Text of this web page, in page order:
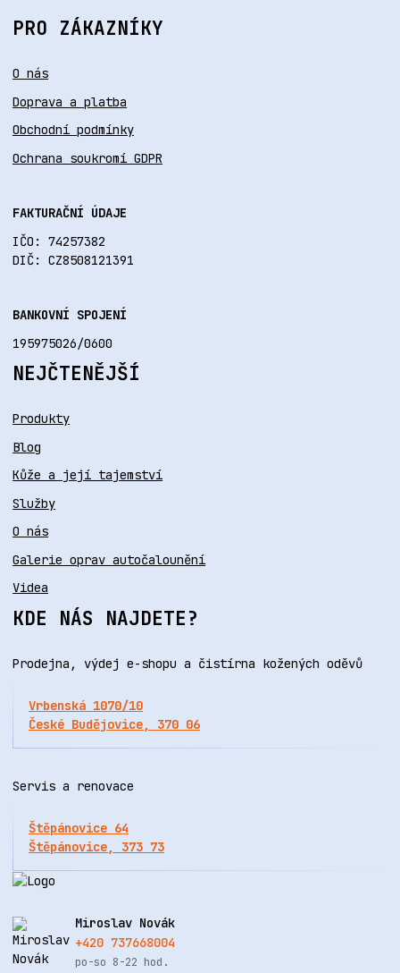
PRO ZÁKAZNÍKY
O nás
Doprava a platba
Obchodní podmínky
Ochrana soukromí GDPR
FAKTURAČNÍ ÚDAJE
IČO: 74257382
DIČ: CZ8508121391
BANKOVNÍ SPOJENÍ
195975026/0600
NEJČTENĚJŠÍ
Produkty
Blog
Kůže a její tajemství
Služby
O nás
Galerie oprav autočalounění
Videa
KDE NÁS NAJDETE?
Prodejna, výdej e-shopu a čistírna kožených oděvů
Vrbenská 1070/10
České Budějovice, 370 06
Servis a renovace
Štěpánovice 64
Štěpánovice, 373 73
Miroslav Novák
+420 737668004
po-so 8-22 hod.